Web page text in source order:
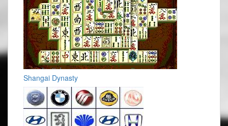
Shangai Dynasty